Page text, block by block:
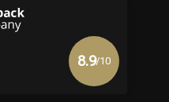
8.9/10